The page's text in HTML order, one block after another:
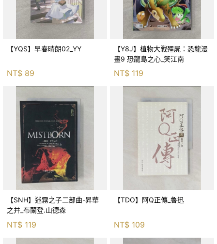
【YQS】早春晴朗02_YY
NT$ 89
【Y8J】植物大戰殭屍：恐龍漫
畫9 恐龍島之心_笑江南
NT$ 119
【SNH】迷霧之子二部曲-昇華
之井_布蘭登.山德森
NT$ 119
【TDO】阿Q正傳_魯迅
NT$ 109